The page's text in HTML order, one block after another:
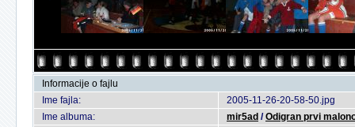
Informacije o fajlu
Ime fajla:
2005-11-26-20-58-50.jpg
Ime albuma:
mir5ad /Odigran prvi